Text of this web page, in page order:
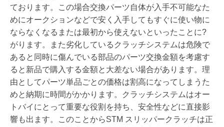
ております。この場合交換パーツ自体が入手不可能なた
めにオークションなどで安く入手してもすぐに使い物に
ならなくなるまたは最初から使えないといったことに?
がります。また劣化しているクラッチシステムは危険で
あると同時に傷んでいる部品のパーツ交換金額を考慮す
ると新品で購入する金額と大差ない場合があります。理
由としてパーツ単品ごとの価格は割高になってしまうた
めと納期に時間がかかります。クラッチシステムはオー
トバイにとって重要な役割を持ち、安全性などに直接影
響も出ます。このことからSTM スリッパークラッチは正